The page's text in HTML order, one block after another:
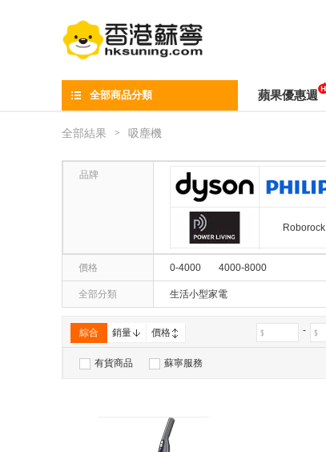
全部商品分類 蘋果優惠週
全部結果 > 吸塵機
品牌
Roborock
德国宝(GERMANPOOL)
價格 0-4000 4000-8000
全部分類 生活小型家電
綜合 銷量 價格 -
有貨商品 蘇寧服務